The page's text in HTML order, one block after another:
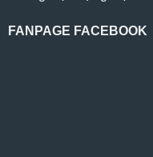
FANPAGE FACEBOOK